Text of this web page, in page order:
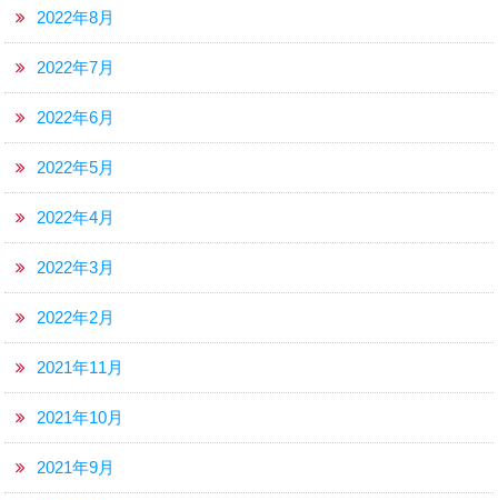
2022年8月
2022年7月
2022年6月
2022年5月
2022年4月
2022年3月
2022年2月
2021年11月
2021年10月
2021年9月